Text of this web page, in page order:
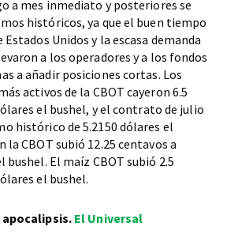
a mes inmediato y posteriores se
históricos, ya que el buen tiempo
Unidos y la escasa demanda
a los operadores y a los fondos
a añadir posiciones cortas. Los
activos de la CBOT cayeron 6.5
el bushel, y el contrato de julio
histórico de 5.2150 dólares el
la CBOT subió 12.25 centavos a
bushel. El maíz CBOT subió 2.5
el bushel.
El Universal